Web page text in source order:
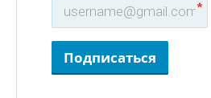
*
Подписаться